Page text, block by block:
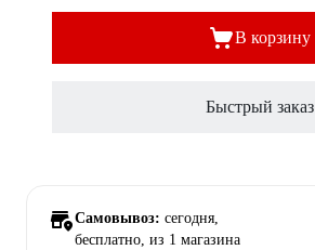
В корзину
Быстрый заказ
Самовывоз: сегодня,
бесплатно, из 1 магазина